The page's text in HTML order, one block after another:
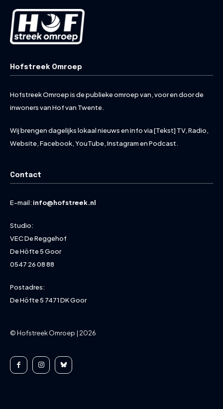
Hofstreek Omroep
Hofstreek Omroep is de publieke omroep van, voor en door de
inwoners van Hof van Twente.
Wij brengen dagelijks lokaal nieuws en info via [Tekst] TV, Radio,
Website, Facebook, YouTube, Instagram en Podcast.
Contact
E-mail: info@hofstreek.nl
Studio:
VEC De Reggehof
De Höfte 5 Goor
0547 26 08 88
Postadres:
De Höfte 5 7471 DK Goor
© Hofstreek Omroep | 2026